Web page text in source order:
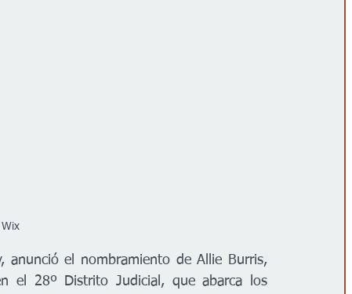
Wix
anunció el nombramiento de Allie Burris,
el 28º Distrito Judicial, que abarca los